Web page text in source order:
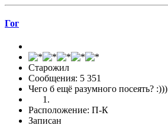
Гог
Старожил
Сообщения: 5 351
Чего б ещё разумного посеять? :)))
Расположение: П-К
Записан